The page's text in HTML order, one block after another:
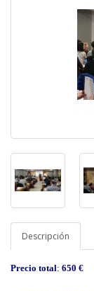
Descripción
Precio total: 650 €